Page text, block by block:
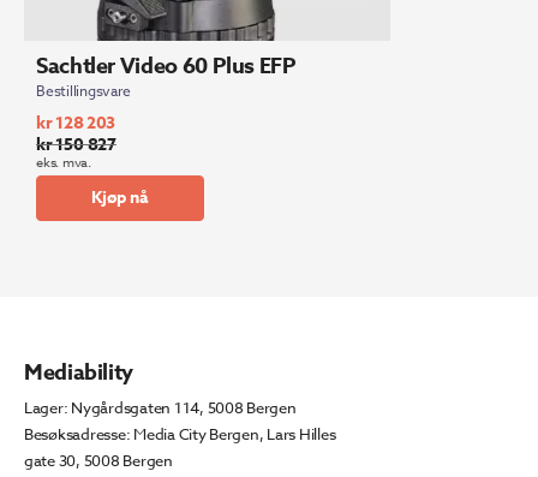
Sachtler Video 60 Plus EFP
Bestillingsvare
kr150 827
Opprinnelig
pris
kr128 203
Nåværende
pris
eks. mva.
Kjøp nå
Mediability
Lager: Nygårdsgaten 114, 5008 Bergen
Besøksadresse: Media City Bergen, Lars Hilles
gate 30, 5008 Bergen